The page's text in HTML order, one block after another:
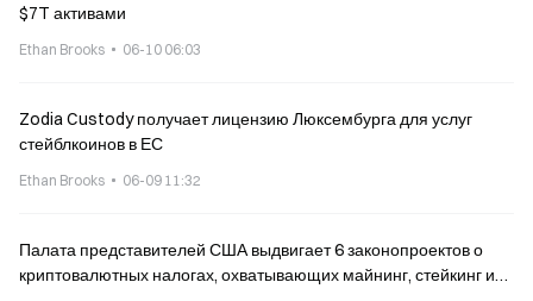
$7T активами
Ethan Brooks 06-10 06:03
Zodia Custody получает лицензию Люксембурга для услуг
стейблкоинов в ЕС
Ethan Brooks 06-09 11:32
Палата представителей США выдвигает 6 законопроектов о
криптовалютных налогах, охватывающих майнинг, стейкинг и